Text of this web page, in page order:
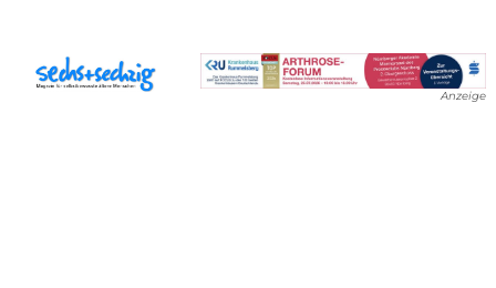
Anzeige